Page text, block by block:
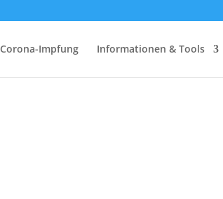
Corona-Impfung Informationen & Tools